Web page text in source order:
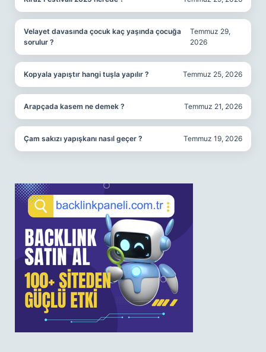
Velayet davasında çocuk kaç yaşında çocuğa
sorulur ?
Temmuz 29,
2026
Kopyala yapıştır hangi tuşla yapılır ? Temmuz 25, 2026
Arapçada kasem ne demek ? Temmuz 21, 2026
Çam sakızı yapışkanı nasıl geçer ? Temmuz 19, 2026